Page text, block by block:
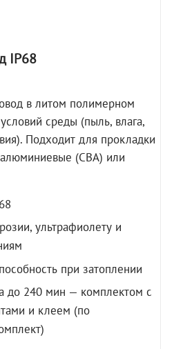
IP68
в литом полимерном
среды (пыль, влага,
Подходит для прокладки
(СВА) или
ультрафиолету и
при затоплении
до 240 мин — комплектом с
и клеем (по